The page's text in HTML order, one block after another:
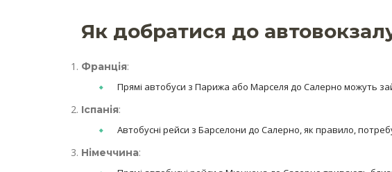
Як добратися до
Франція:
Прямі автобуси з Парижа або Марселя до Салерно можуть
Іспанія:
Автобусні рейси з Барселони до Салерно, як правило,
Німеччина: